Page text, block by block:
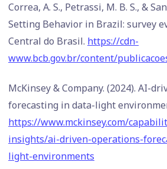
Correa, A. S., Petrassi, M. B. S., &
Setting Behavior in Brazil: survey
Central do Brasil. https://cdn-
www.bcb.gov.br/content/
McKinsey & Company. (2024). AI-
forecasting in data-light
https://www.mckinsey.com/
insights/ai-driven-operations-
light-environments